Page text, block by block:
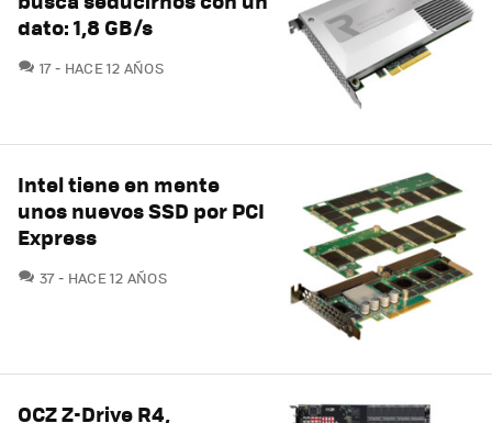
dato: 1,8 GB/s
17COMENTARIOS
HACE 12 AÑOS
Intel tiene en mente
unos nuevos SSD por PCI
Express
37COMENTARIOS
HACE 12 AÑOS
OCZ Z-Drive R4,